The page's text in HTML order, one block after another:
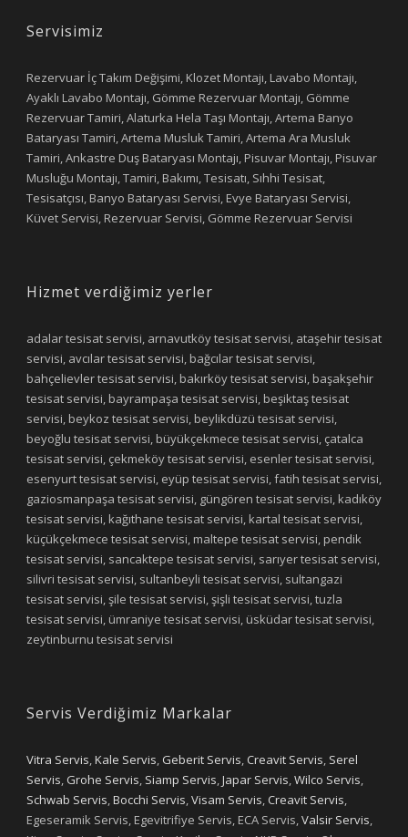
Servisimiz
Rezervuar İç Takım Değişimi, Klozet Montajı, Lavabo Montajı,
Ayaklı Lavabo Montajı, Gömme Rezervuar Montajı, Gömme
Rezervuar Tamiri, Alaturka Hela Taşı Montajı, Artema Banyo
Bataryası Tamiri, Artema Musluk Tamiri, Artema Ara Musluk
Tamiri, Ankastre Duş Bataryası Montajı, Pisuvar Montajı, Pisuvar
Musluğu Montajı, Tamiri, Bakımı, Tesisatı, Sıhhi Tesisat,
Tesisatçısı, Banyo Bataryası Servisi, Evye Bataryası Servisi,
Küvet Servisi, Rezervuar Servisi, Gömme Rezervuar Servisi
Hizmet verdiğimiz yerler
adalar tesisat servisi, arnavutköy tesisat servisi, ataşehir tesisat
servisi, avcılar tesisat servisi, bağcılar tesisat servisi,
bahçelievler tesisat servisi, bakırköy tesisat servisi, başakşehir
tesisat servisi, bayrampaşa tesisat servisi, beşiktaş tesisat
servisi, beykoz tesisat servisi, beylikdüzü tesisat servisi,
beyoğlu tesisat servisi, büyükçekmece tesisat servisi, çatalca
tesisat servisi, çekmeköy tesisat servisi, esenler tesisat servisi,
esenyurt tesisat servisi, eyüp tesisat servisi, fatih tesisat servisi,
gaziosmanpaşa tesisat servisi, güngören tesisat servisi, kadıköy
tesisat servisi, kağıthane tesisat servisi, kartal tesisat servisi,
küçükçekmece tesisat servisi, maltepe tesisat servisi, pendik
tesisat servisi, sancaktepe tesisat servisi, sarıyer tesisat servisi,
silivri tesisat servisi, sultanbeyli tesisat servisi, sultangazi
tesisat servisi, şile tesisat servisi, şişli tesisat servisi, tuzla
tesisat servisi, ümraniye tesisat servisi, üsküdar tesisat servisi,
zeytinburnu tesisat servisi
Servis Verdiğimiz Markalar
Vitra Servis Kale Servis Geberit Servis Creavit Servis Serel
Servis Grohe Servis Siamp Servis Japar Servis Wilco Servis
Schwab Servis Bocchi Servis Visam Servis Creavit Servis
Egeseramik Servis, Egevitrifiye Servis, ECA Servis, Valsir Servis